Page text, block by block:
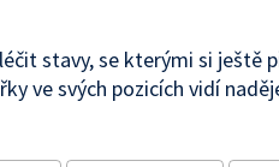
stavy, se kterými si ještě
ve svých pozicích vidí